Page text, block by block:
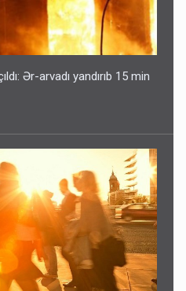
Ər-arvadı yandırıb 15 min